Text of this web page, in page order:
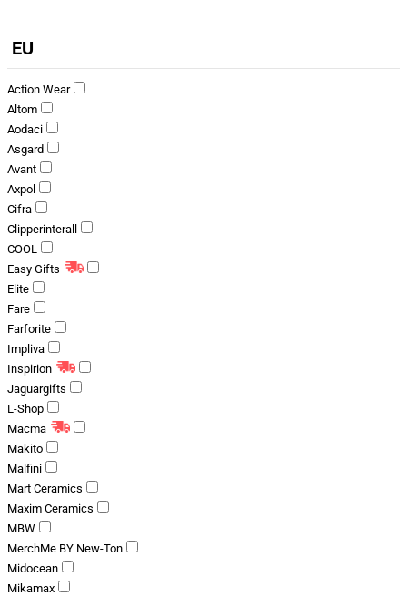
EU
Action Wear
Altom
Aodaci
Asgard
Avant
Axpol
Cifra
Clipperinterall
COOL
Easy Gifts
Elite
Fare
Farforite
Impliva
Inspirion
Jaguargifts
L-Shop
Macma
Makito
Malfini
Mart Ceramics
Maxim Ceramics
MBW
MerchMe BY New-Ton
Midocean
Mikamax